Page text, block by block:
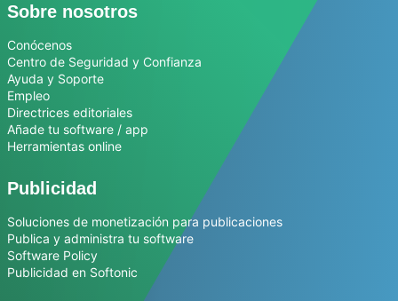
Sobre nosotros
Conócenos
Centro de Seguridad y Confianza
Ayuda y Soporte
Empleo
Directrices editoriales
Añade tu software / app
Herramientas online
Publicidad
Soluciones de monetización para publicaciones
Publica y administra tu software
Software Policy
Publicidad en Softonic